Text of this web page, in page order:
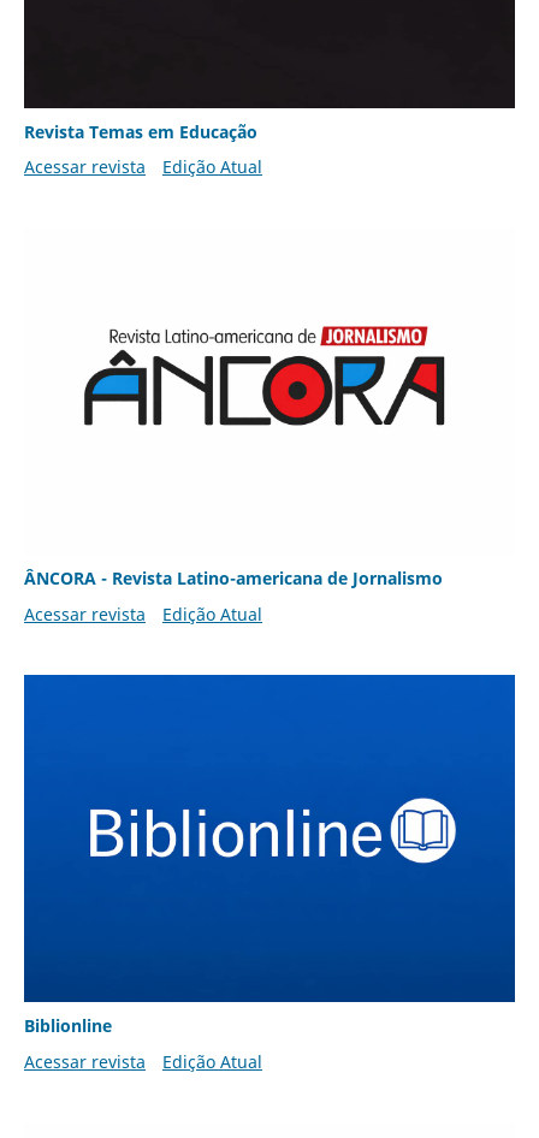
Revista Temas em Educação
Acessar revista
Edição Atual
ÂNCORA - Revista Latino-americana de Jornalismo
Acessar revista
Edição Atual
Biblionline
Acessar revista
Edição Atual